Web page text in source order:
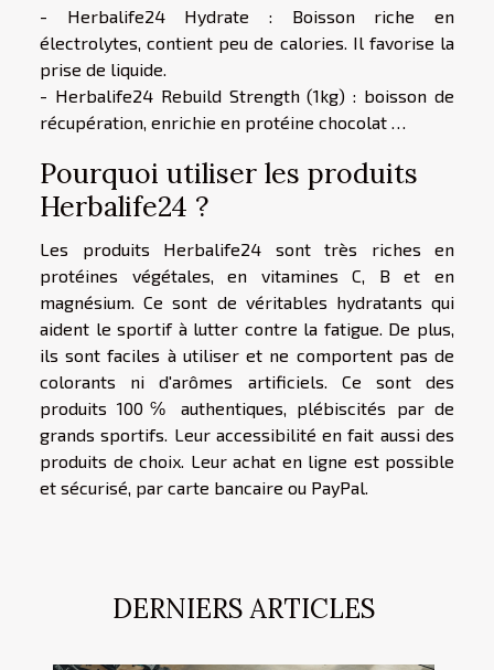
- Herbalife24 Hydrate : Boisson riche en
électrolytes, contient peu de calories. Il favorise la
prise de liquide.
- Herbalife24 Rebuild Strength (1kg) : boisson de
récupération, enrichie en protéine chocolat …
Pourquoi utiliser les produits
Herbalife24 ?
Les produits Herbalife24 sont très riches en
protéines végétales, en vitamines C, B et en
magnésium. Ce sont de véritables hydratants qui
aident le sportif à lutter contre la fatigue. De plus,
ils sont faciles à utiliser et ne comportent pas de
colorants ni d'arômes artificiels. Ce sont des
produits 100℅ authentiques, plébiscités par de
grands sportifs. Leur accessibilité en fait aussi des
produits de choix. Leur achat en ligne est possible
et sécurisé, par carte bancaire ou PayPal.
DERNIERS ARTICLES